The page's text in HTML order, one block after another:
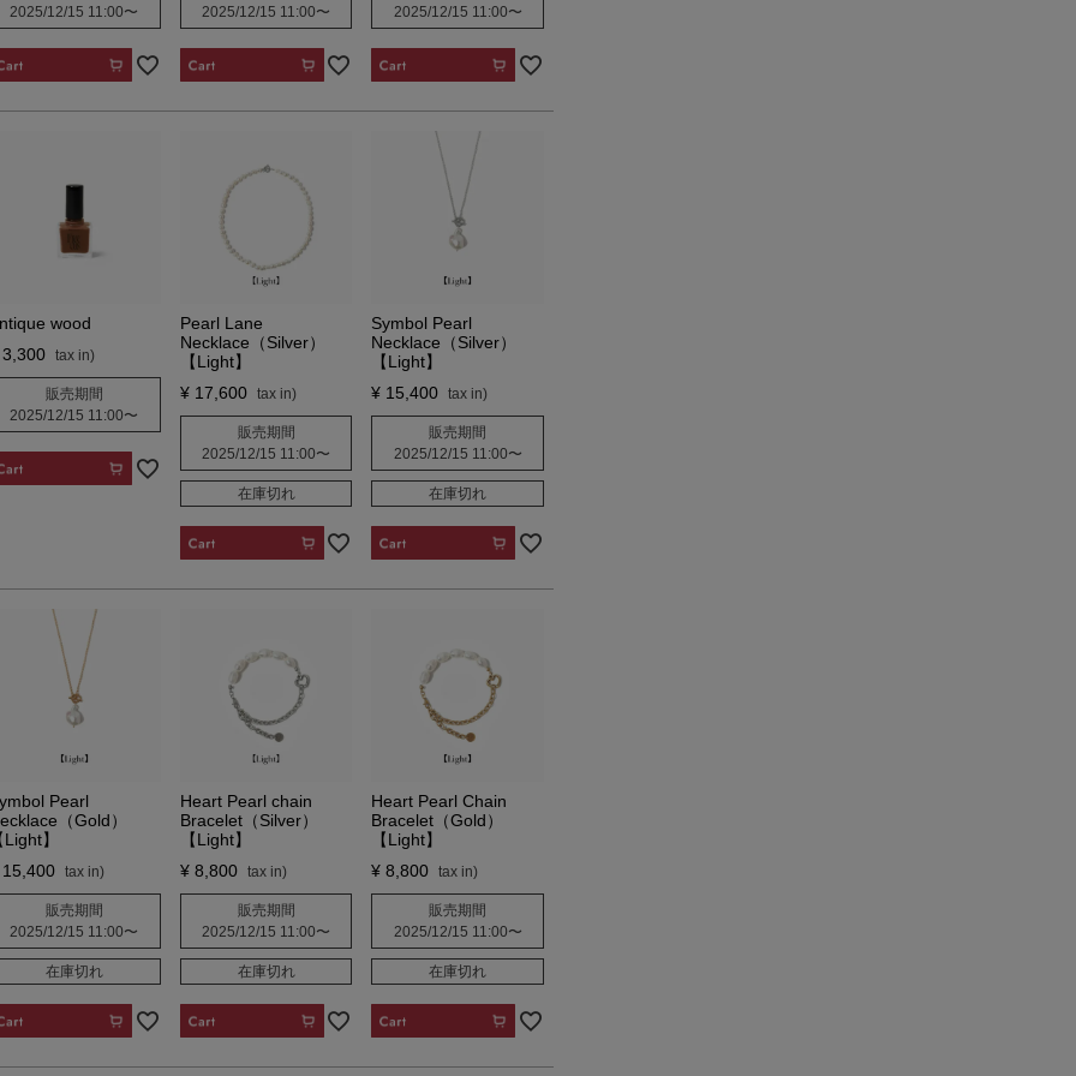
2025/12/15 11:00〜 2025/12/15 11:00〜 2025/12/15 11:00〜
wood
3,300
販売期間
2025/12/15 11:00〜
Pearl Lane
Necklace（Silver）
【Light】
¥ 17,600
販売期間
2025/12/15 11:00〜
在庫切れ
Symbol Pearl
Necklace（Silver）
【Light】
¥ 15,400
販売期間
2025/12/15 11:00〜
在庫切れ
Pearl
（Gold）
】
15,400
販売期間
2025/12/15 11:00〜
在庫切れ
Heart Pearl chain
Bracelet（Silver）
【Light】
¥ 8,800
販売期間
2025/12/15 11:00〜
在庫切れ
Heart Pearl Chain
Bracelet（Gold）
【Light】
¥ 8,800
販売期間
2025/12/15 11:00〜
在庫切れ